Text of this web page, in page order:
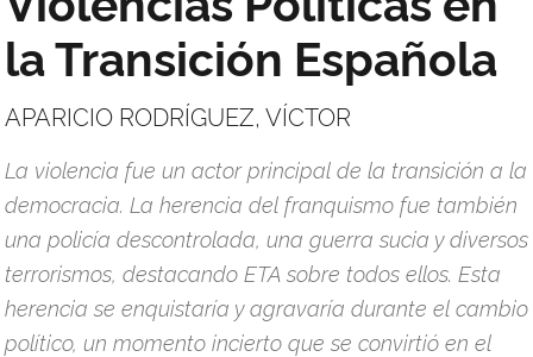
la Transición Española
APARICIO RODRÍGUEZ, VÍCTOR
La violencia fue un actor principal de la transición a la
democracia. La herencia del franquismo fue también
una policía descontrolada, una guerra sucia y diversos
terrorismos, destacando ETA sobre todos ellos. Esta
herencia se enquistaría y agravaría durante el cambio
político, un momento incierto que se convirtió en el